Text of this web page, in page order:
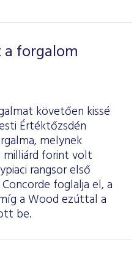
a forgalom
követően kissé
Értéktőzsdén
melynek
milliárd forint volt
rangsor első
foglalja el, a
a Wood ezúttal a
be.